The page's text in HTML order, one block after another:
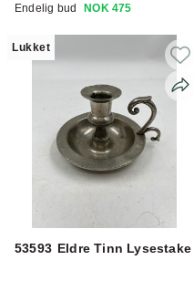
Endelig bud NOK 475
Lukket
53593 Eldre Tinn Lysestake